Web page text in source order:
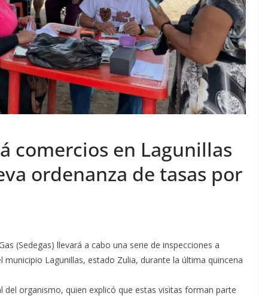
comercios en Lagunillas
ordenanza de tasas por
(Sedegas) llevará a cabo una serie de inspecciones a
Lagunillas, estado Zulia, durante la última quincena
organismo, quien explicó que estas visitas forman parte